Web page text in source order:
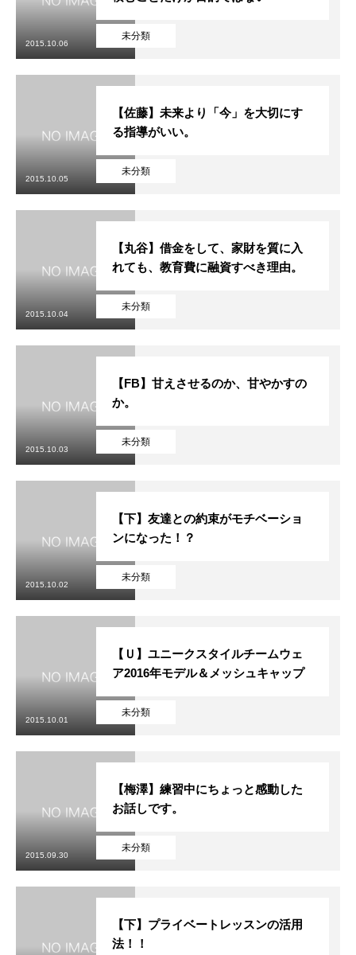
未分類
2015.10.06
未分類
【佐藤】未来より「今」を大切にす
る指導がいい。
2015.10.05
未分類
【丸谷】借金をして、家財を質に入
れても、教育費に融資すべき理由。
2015.10.04
未分類
【FB】甘えさせるのか、甘やかすの
か。
2015.10.03
未分類
【下】友達との約束がモチベーショ
ンになった！？
2015.10.02
未分類
【Ｕ】ユニークスタイルチームウェ
ア2016年モデル＆メッシュキャップ
2015.10.01
未分類
【梅澤】練習中にちょっと感動した
お話しです。
2015.09.30
【下】プライベートレッスンの活用
法！！